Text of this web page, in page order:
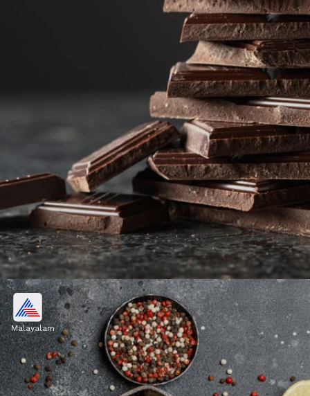
ഡാർക്ക് ചോക്ലേറ്റ്
മിതമായ അളവിൽ, കോർട്ടിസോൾ
കുറയ്ക്കുന്ന ആന്റിഓക്‌സിഡന്റുകൾ ഡാർക്ക്
ചോക്ലേറ്റിൽ അടങ്ങിയിട്ടുണ്ട്.
Image credits: Getty
Malayalam